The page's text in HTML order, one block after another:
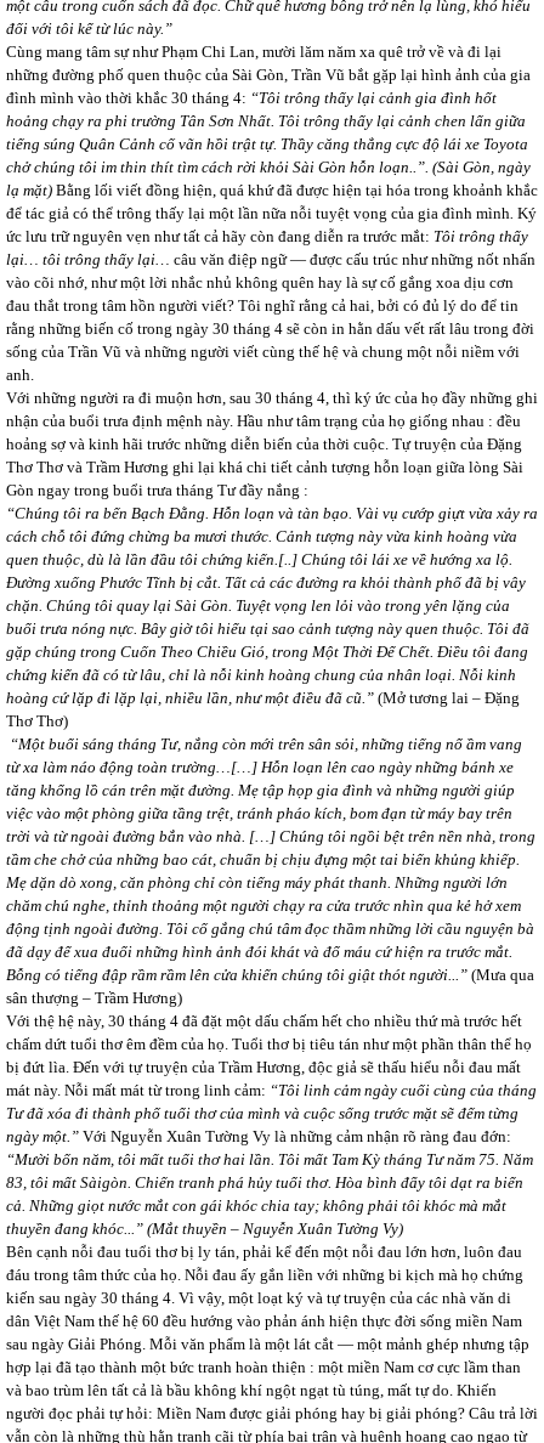
một câu trong cuốn sách đã đọc. Chữ quê hương bỗng trở nên lạ lùng, khó hiểu
đối với tôi kể từ lúc này.”
Cùng mang tâm sự như Phạm Chi Lan, mười lăm năm xa quê trở về và đi lại
những đường phố quen thuộc của Sài Gòn, Trần Vũ bắt gặp lại hình ảnh của gia
đình mình vào thời khắc 30 tháng 4: “Tôi trông thấy lại cảnh gia đình hốt
hoảng chạy ra phi trường Tân Sơn Nhất. Tôi trông thấy lại cảnh chen lấn giữa
tiếng súng Quân Cảnh cố vãn hồi trật tự. Thầy căng thẳng cực độ lái xe Toyota
chở chúng tôi im thin thít tìm cách rời khỏi Sài Gòn hỗn loạn..”. (Sài Gòn, ngày
lạ mặt) Bằng lối viết đồng hiện, quá khứ đã được hiện tại hóa trong khoảnh khắc
để tác giả có thể trông thấy lại một lần nữa nỗi tuyệt vọng của gia đình mình. Ký
ức lưu trữ nguyên vẹn như tất cả hãy còn đang diễn ra trước mắt: Tôi trông thấy
lại… tôi trông thấy lại… câu văn điệp ngữ ― được cấu trúc như những nốt nhấn
vào cõi nhớ, như một lời nhắc nhủ không quên hay là sự cố gắng xoa dịu cơn
đau thắt trong tâm hồn người viết? Tôi nghĩ rằng cả hai, bởi có đủ lý do để tin
rằng những biến cố trong ngày 30 tháng 4 sẽ còn in hằn dấu vết rất lâu trong đời
sống của Trần Vũ và những người viết cùng thế hệ và chung một nỗi niềm với
anh.
Với những người ra đi muộn hơn, sau 30 tháng 4, thì ký ức của họ đầy những ghi
nhận của buổi trưa định mệnh này. Hầu như tâm trạng của họ giống nhau : đều
hoảng sợ và kinh hãi trước những diễn biến của thời cuộc. Tự truyện của Đặng
Thơ Thơ và Trầm Hương ghi lại khá chi tiết cảnh tượng hỗn loạn giữa lòng Sài
Gòn ngay trong buổi trưa tháng Tư đầy nắng :
“Chúng tôi ra bến Bạch Đằng. Hỗn loạn và tàn bạo. Vài vụ cướp giựt vừa xảy ra
cách chỗ tôi đứng chừng ba mươi thước. Cảnh tượng này vừa kinh hoàng vừa
quen thuộc, dù là lần đầu tôi chứng kiến.[..] Chúng tôi lái xe về hướng xa lộ.
Đường xuống Phước Tĩnh bị cắt. Tất cả các đường ra khỏi thành phố đã bị vây
chặn. Chúng tôi quay lại Sài Gòn. Tuyệt vọng len lỏi vào trong yên lặng của
buổi trưa nóng nực. Bây giờ tôi hiểu tại sao cảnh tượng này quen thuộc. Tôi đã
gặp chúng trong Cuốn Theo Chiều Gió, trong Một Thời Để Chết. Điều tôi đang
chứng kiến đã có từ lâu, chỉ là nỗi kinh hoàng chung của nhân loại. Nỗi kinh
hoàng cứ lặp đi lặp lại, nhiều lần, như một điều đã cũ.” (Mở tương lai – Đặng
Thơ Thơ)
“Một buổi sáng tháng Tư, nắng còn mới trên sân sỏi, những tiếng nổ ầm vang
từ xa làm náo động toàn trường…[…] Hỗn loạn lên cao ngày những bánh xe
tăng khổng lồ cán trên mặt đường. Mẹ tập họp gia đình và những người giúp
việc vào một phòng giữa tầng trệt, tránh pháo kích, bom đạn từ máy bay trên
trời và từ ngoài đường bắn vào nhà. […] Chúng tôi ngồi bệt trên nền nhà, trong
tầm che chở của những bao cát, chuẩn bị chịu đựng một tai biến khủng khiếp.
Mẹ dặn dò xong, căn phòng chỉ còn tiếng máy phát thanh. Những người lớn
chăm chú nghe, thỉnh thoảng một người chạy ra cửa trước nhìn qua kẻ hở xem
động tịnh ngoài đường. Tôi cố gắng chú tâm đọc thầm những lời cầu nguyện bà
đã dạy để xua đuổi những hình ảnh đói khát và đổ máu cứ hiện ra trước mắt.
Bỗng có tiếng đập rầm rầm lên cửa khiến chúng tôi giật thót người...” (Mưa qua
sân thượng – Trầm Hương)
Với thệ hệ này, 30 tháng 4 đã đặt một dấu chấm hết cho nhiều thứ mà trước hết
chấm dứt tuổi thơ êm đềm của họ. Tuổi thơ bị tiêu tán như một phần thân thể họ
bị đứt lìa. Đến với tự truyện của Trầm Hương, độc giả sẽ thấu hiểu nỗi đau mất
mát này. Nỗi mất mát từ trong linh cảm: “Tôi linh cảm ngày cuối cùng của tháng
Tư đã xóa đi thành phố tuổi thơ của mình và cuộc sống trước mặt sẽ đếm từng
ngày một.” Với Nguyễn Xuân Tường Vy là những cảm nhận rõ ràng đau đớn:
“Mười bốn năm, tôi mất tuổi thơ hai lần. Tôi mất Tam Kỳ tháng Tư năm 75. Năm
83, tôi mất Sàigòn. Chiến tranh phá hủy tuổi thơ. Hòa bình đẩy tôi dạt ra biển
cả. Những giọt nước mắt con gái khóc chia tay; không phải tôi khóc mà mắt
thuyền đang khóc...” (Mắt thuyền – Nguyễn Xuân Tường Vy)
Bên cạnh nỗi đau tuổi thơ bị ly tán, phải kể đến một nỗi đau lớn hơn, luôn đau
đáu trong tâm thức của họ. Nỗi đau ấy gắn liền với những bi kịch mà họ chứng
kiến sau ngày 30 tháng 4. Vì vậy, một loạt ký và tự truyện của các nhà văn di
dân Việt Nam thế hệ 60 đều hướng vào phản ánh hiện thực đời sống miền Nam
sau ngày Giải Phóng. Mỗi văn phẩm là một lát cắt ― một mảnh ghép nhưng tập
hợp lại đã tạo thành một bức tranh hoàn thiện : một miền Nam cơ cực lầm than
và bao trùm lên tất cả là bầu không khí ngột ngạt tù túng, mất tự do. Khiến
người đọc phải tự hỏi: Miền Nam được giải phóng hay bị giải phóng? Câu trả lời
vẫn còn là những thù hằn tranh cãi từ phía bại trận và huênh hoang cao ngạo từ